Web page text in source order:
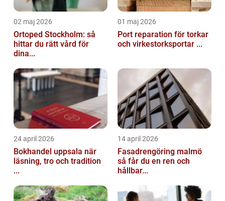
02 maj 2026
Ortoped Stockholm: så
hittar du rätt vård för
dina...
01 maj 2026
Port reparation för torkar
och virkestorksportar ...
24 april 2026
Bokhandel uppsala när
läsning, tro och tradition
...
14 april 2026
Fasadrengöring malmö
så får du en ren och
hållbar...